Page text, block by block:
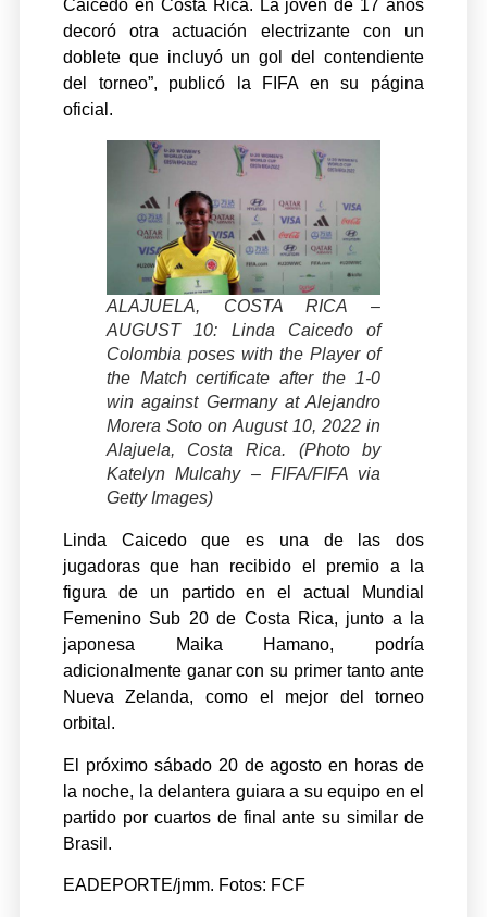
Caicedo en Costa Rica. La joven de 17 años
decoró otra actuación electrizante con un
doblete que incluyó un gol del contendiente
del torneo”, publicó la FIFA en su página
oficial.
ALAJUELA, COSTA RICA –
AUGUST 10: Linda Caicedo of
Colombia poses with the Player of
the Match certificate after the 1-0
win against Germany at Alejandro
Morera Soto on August 10, 2022 in
Alajuela, Costa Rica. (Photo by
Katelyn Mulcahy – FIFA/FIFA via
Getty Images)
Linda Caicedo que es una de las dos
jugadoras que han recibido el premio a la
figura de un partido en el actual Mundial
Femenino Sub 20 de Costa Rica, junto a la
japonesa Maika Hamano, podría
adicionalmente ganar con su primer tanto ante
Nueva Zelanda, como el mejor del torneo
orbital.
El próximo sábado 20 de agosto en horas de
la noche, la delantera guiara a su equipo en el
partido por cuartos de final ante su similar de
Brasil.
EADEPORTE/jmm. Fotos: FCF